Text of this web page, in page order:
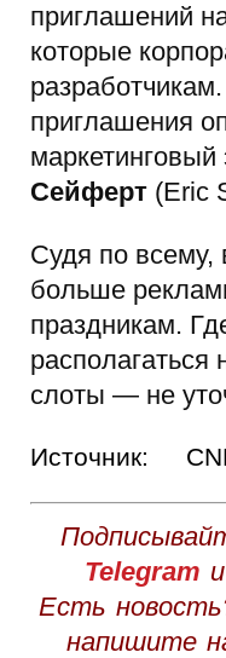
приглашений
которые
разработчикам.
приглашения
маркетинговый
Сейферт (Eric
Судя по всему,
больше
праздникам.
слоты — не
Источник:
Telegram
Есть
напишите